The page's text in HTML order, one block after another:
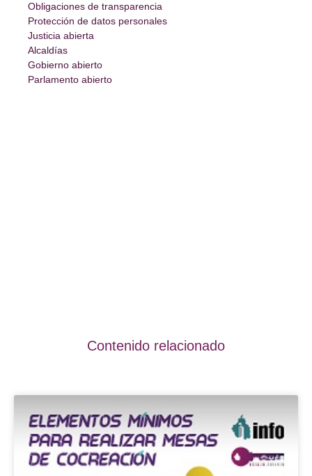
Obligaciones de transparencia
Protección de datos personales
Justicia abierta
Alcaldías
Gobierno abierto
Parlamento abierto
Contenido relacionado